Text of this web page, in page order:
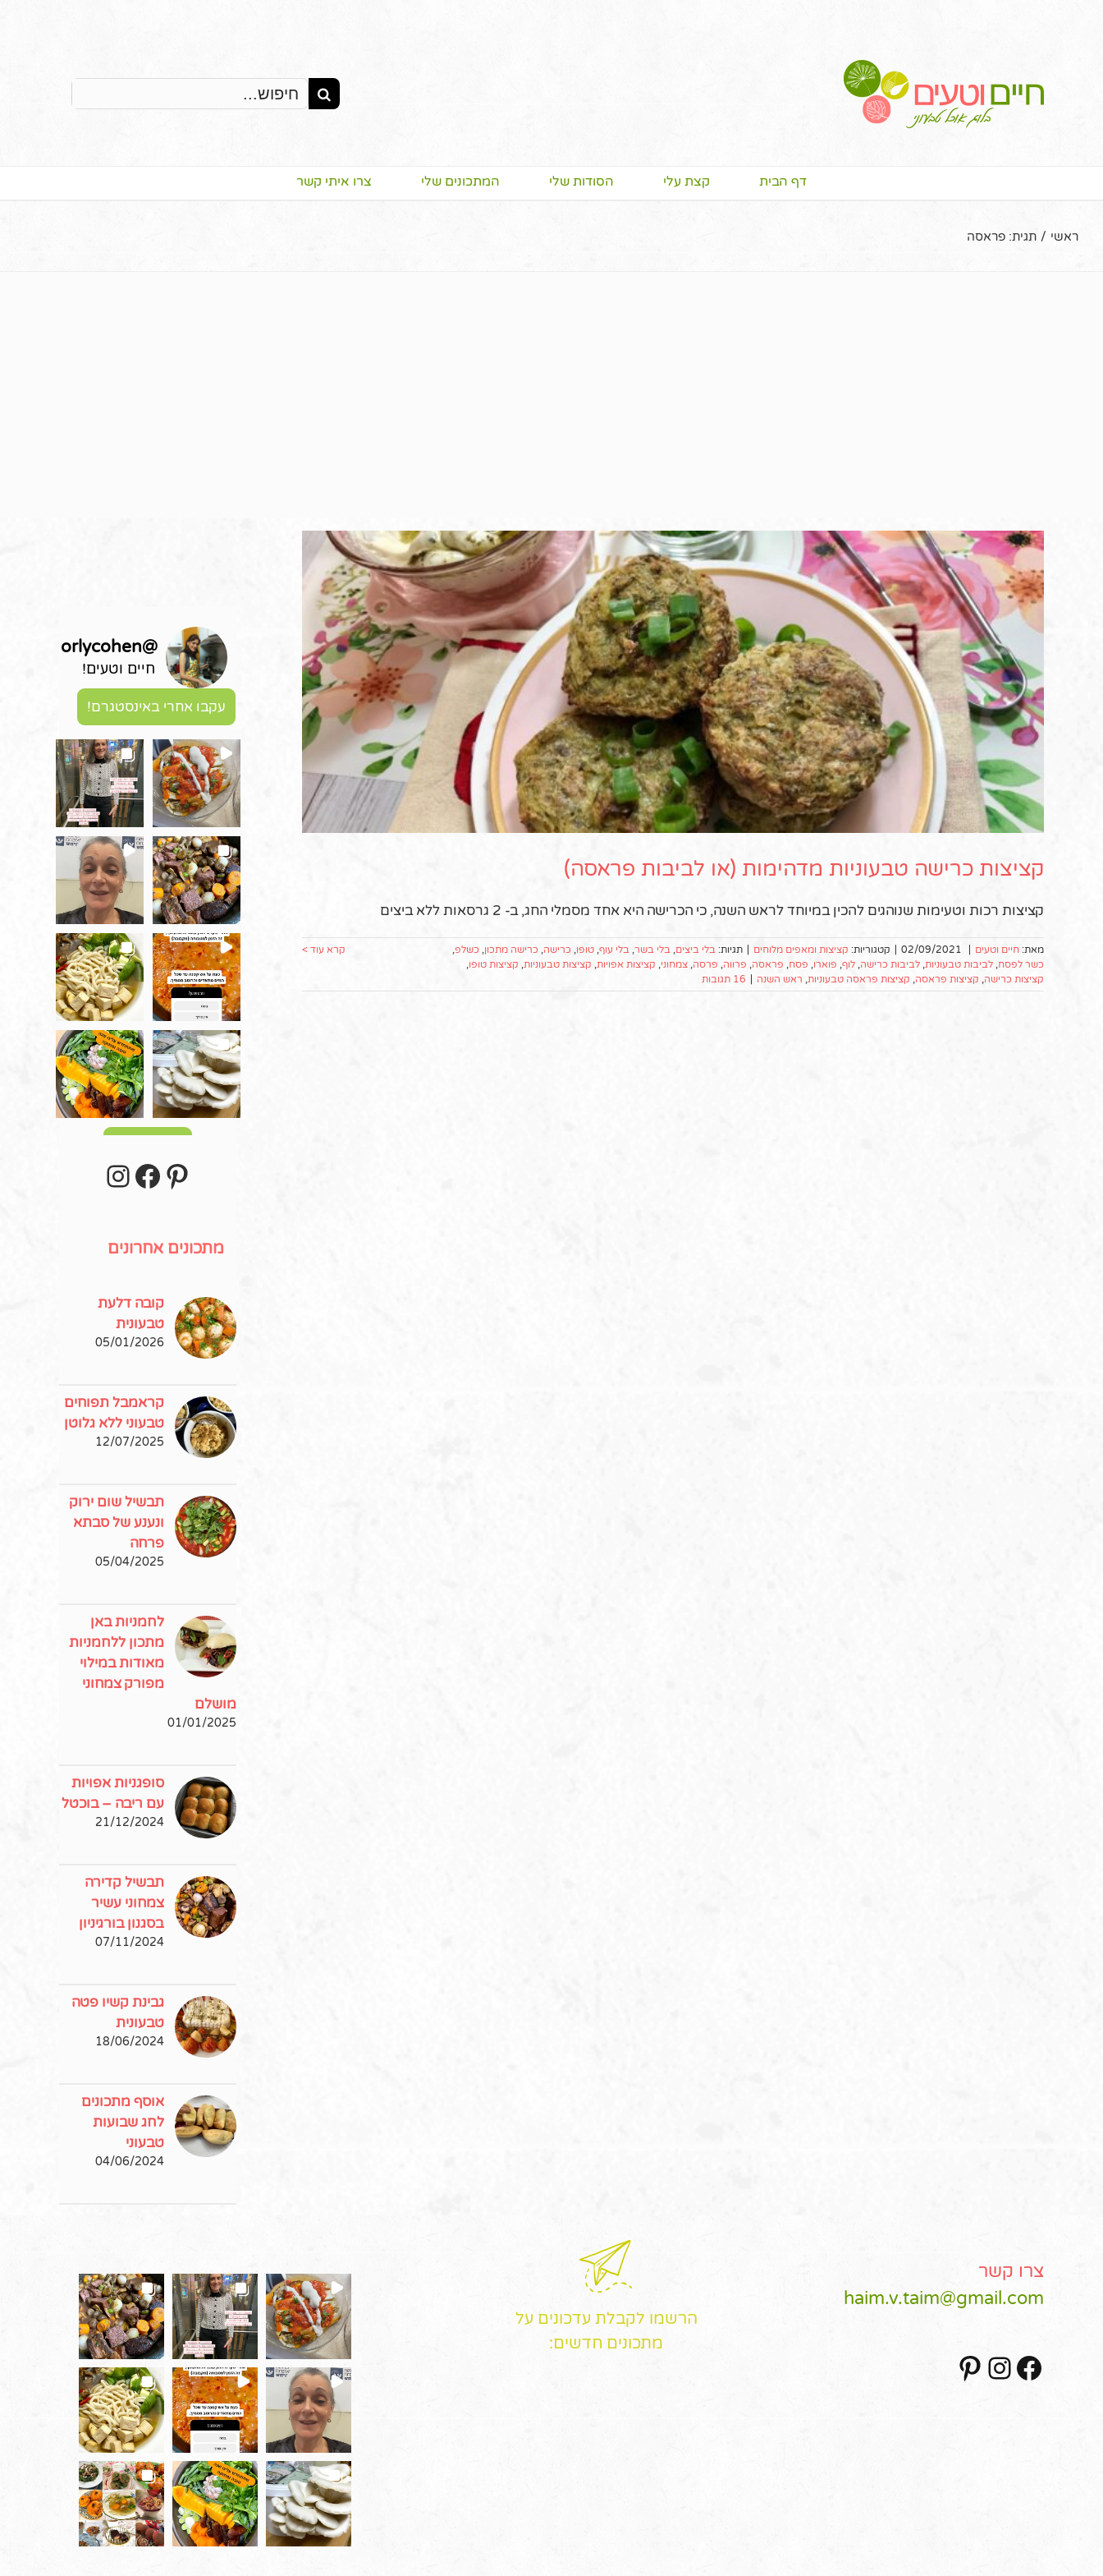
Search
for:
דף הבית קצת עלי הסודות שלי המתכונים שלי צרו איתי קשר
ראשי / תגית: פראסה
קציצות כרישה טבעוניות מדהימות (או לביבות פראסה)
קציצות רכות וטעימות שנוהגים להכין במיוחד לראש השנה, כי הכרישה היא אחד מסמלי החג, ב- 2 גרסאות ללא ביצים
מאת: חיים וטעים |
02/09/2021
| קטגוריות: קציצות ומאפים מלוחים | תגיות: בלי ביצים בלי בשר בלי עוף טופו כרישה כרישה מתכון כשלפ
כשר לפסח לביבות טבעוניות לביבות כרישה לוף פוארו פסח פראסה פרווה פרסה צמחוני קציצות אפויות קציצות טבעוניות קציצות טופו
קציצות כרישה קציצות פראסה קציצות פראסה טבעוניות ראש השנה | 16 תגובות
קרא עוד >
@
orlycohen
חיים וטעים!
עקבו אחרי באינסטגרם!
Pinterest
מתכונים אחרונים
קובה דלעת
טבעונית
05/01/2026
קראמבל תפוחים
טבעוני ללא גלוטן
12/07/2025
תבשיל שום ירוק
ונענע של סבתא
פרחה
05/04/2025
לחמניות באן
מתכון ללחמניות
מאודות במילוי
מפורק צמחוני
מושלם
01/01/2025
סופגניות אפויות
עם ריבה – בוכטל
21/12/2024
תבשיל קדירה
צמחוני עשיר
בסגנון בורגיניון
07/11/2024
גבינת קשיו פטה
טבעונית
18/06/2024
אוסף מתכונים
לחג שבועות
טבעוני
04/06/2024
צרו קשר
haim.v.taim@gmail.com
Facebook
Instagram
הרשמו לקבלת עדכונים על
מתכונים חדשים: